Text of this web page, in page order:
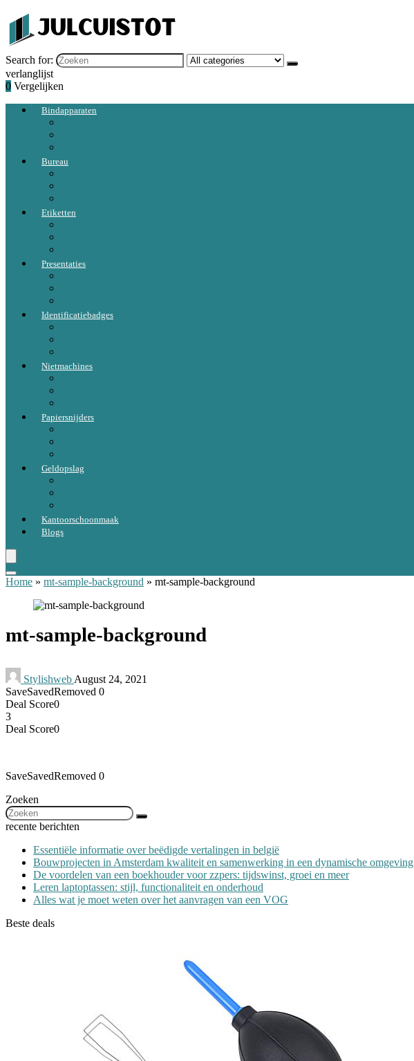
Search for:
verlanglijst
0 Vergelijken
Bindapparaten
Bureau
Etiketten
Presentaties
Identificatiebadges
Nietmachines
Papiersnijders
Geldopslag
Kantoorschoonmaak
Blogs
Home » mt-sample-background » mt-sample-background
mt-sample-background
Stylishweb August 24, 2021
SaveSavedRemoved 0
Deal Score0
3
Deal Score0
SaveSavedRemoved 0
Zoeken
recente berichten
Essentiële informatie over beëdigde vertalingen in belgië
Bouwprojecten in Amsterdam kwaliteit en samenwerking in een dynamische omgeving
De voordelen van een boekhouder voor zzpers: tijdswinst, groei en meer
Leren laptoptassen: stijl, functionaliteit en onderhoud
Alles wat je moet weten over het aanvragen van een VOG
Beste deals